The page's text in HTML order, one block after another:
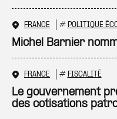
FRANCE # POLITIQUE
Michel Barnier
FRANCE # FISCALITÉ
Le gouvernement
des cotisations